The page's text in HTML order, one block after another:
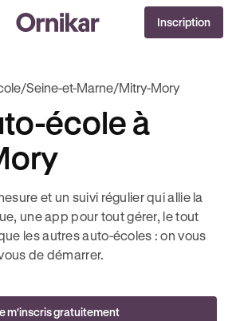
OFFRE EXCLUSIVE
JUSQU’À 170€ OFFERTS AVEC
J'EN PROFITE !
Inscription
/Seine-et-Marne/Mitry-Mory
école à
et un suivi régulier qui allie la
une app pour tout gérer, le tout
les autres auto-écoles : on vous
de démarrer.
m'inscris gratuitement